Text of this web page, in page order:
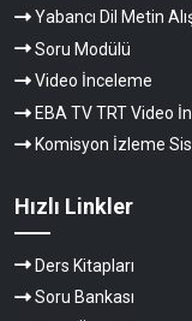
Yabancı Dil Metin
Soru Modülü
Video İnceleme
EBA TV TRT Video
Komisyon İzleme
Hızlı Linkler
Ders Kitapları
Soru Bankası